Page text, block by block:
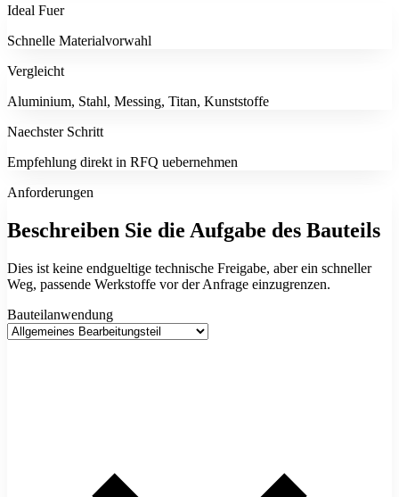
Ideal Fuer
Schnelle Materialvorwahl
Vergleicht
Aluminium, Stahl, Messing, Titan, Kunststoffe
Naechster Schritt
Empfehlung direkt in RFQ uebernehmen
Anforderungen
Beschreiben Sie die Aufgabe des Bauteils
Dies ist keine endgueltige technische Freigabe, aber ein schneller
Weg, passende Werkstoffe vor der Anfrage einzugrenzen.
Bauteilanwendung